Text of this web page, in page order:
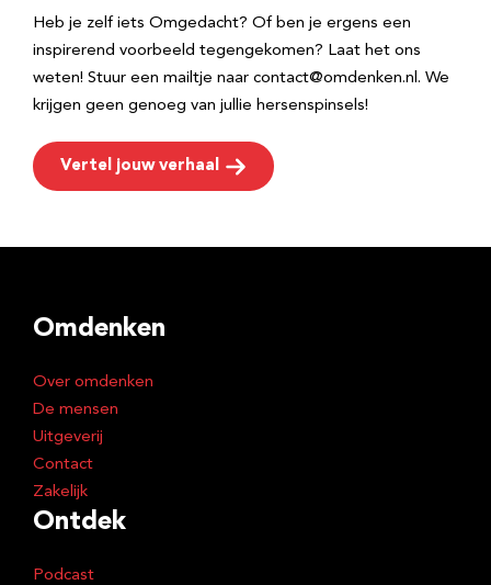
Heb je zelf iets Omgedacht? Of ben je ergens een
inspirerend voorbeeld tegengekomen? Laat het ons
weten! Stuur een mailtje naar contact@omdenken.nl. We
krijgen geen genoeg van jullie hersenspinsels!
Vertel jouw verhaal
Omdenken
Over omdenken
De mensen
Uitgeverij
Contact
Zakelijk
Ontdek
Podcast